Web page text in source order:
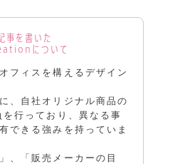
事を書いた
について
フィスを構えるデザイン
、自社オリジナル商品の
行っており、異なる事
できる強みを持っていま
、「販売メーカーの目